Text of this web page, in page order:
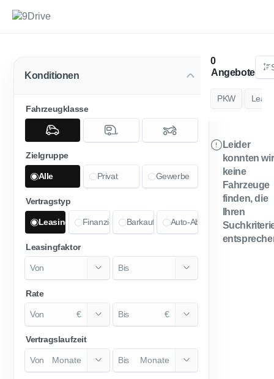
Konditionen
Fahrzeugklasse
Zielgruppe
Alle Privat Gewerbe
Vertragstyp
Leasing FinanzierungBarkauf Auto-Abo
Leasingfaktor
Rate
€ €
Vertragslaufzeit
Monate Monate
Angebote
PKW
Leider
konnten wir
keine
Fahrzeuge
finden, die
Ihren